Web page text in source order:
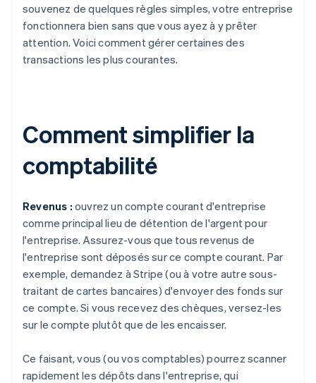
souvenez de quelques règles simples, votre entreprise
fonctionnera bien sans que vous ayez à y prêter
attention. Voici comment gérer certaines des
transactions les plus courantes.
Comment simplifier la
comptabilité
Revenus : ouvrez un compte courant d'entreprise
comme principal lieu de détention de l'argent pour
l'entreprise. Assurez-vous que tous revenus de
l'entreprise sont déposés sur ce compte courant. Par
exemple, demandez à Stripe (ou à votre autre sous-
traitant de cartes bancaires) d'envoyer des fonds sur
ce compte. Si vous recevez des chèques, versez-les
sur le compte plutôt que de les encaisser.
Ce faisant, vous (ou vos comptables) pourrez scanner
rapidement les dépôts dans l'entreprise, qui